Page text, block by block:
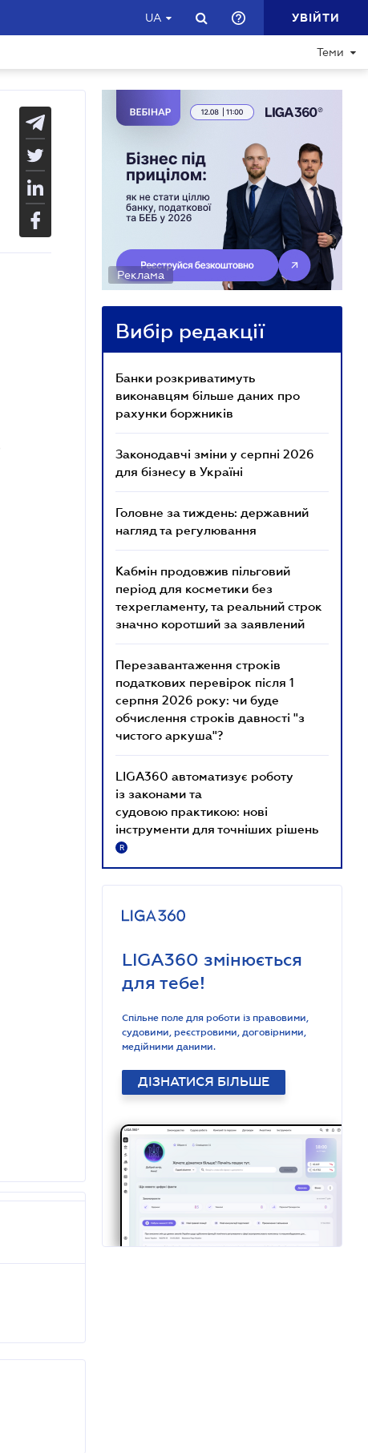
UA УВІЙТИ
Теми
Реклама
Вибір редакції
Банки розкриватимуть
виконавцям більше даних про
рахунки боржників
Законодавчі зміни у серпні 2026
для бізнесу в Україні
Головне за тиждень: державний
нагляд та регулювання
Кабмін продовжив пільговий
період для косметики без
техрегламенту, та реальний строк
значно коротший за заявлений
Перезавантаження строків
податкових перевірок після 1
серпня 2026 року: чи буде
обчислення строків давності "з
чистого аркуша"?
LIGA360 автоматизує роботу
із законами та
судовою практикою: нові
інструменти для точніших рішень
R
LIGA360 змінюється
для тебе!
Спільне поле для роботи із правовими,
судовими, реєстровими, договірними,
медійними даними.
ДІЗНАТИСЯ БІЛЬШЕ